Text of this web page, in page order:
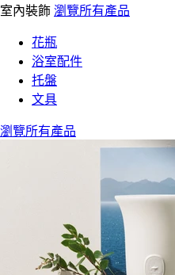
室內裝飾 瀏覽所有產品
花瓶
浴室配件
托盤
文具
瀏覽所有產品